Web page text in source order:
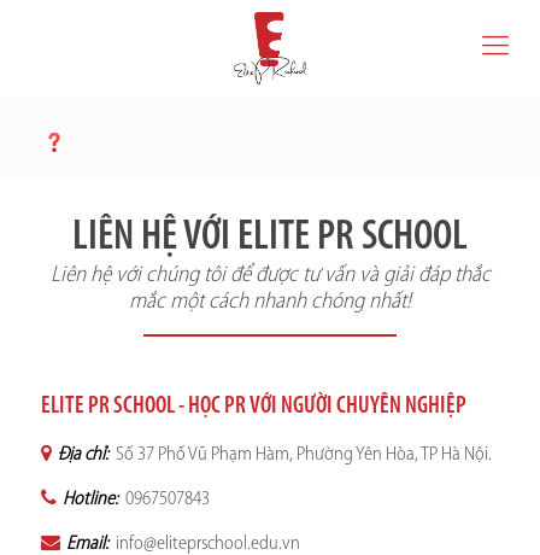
LIÊN HỆ VỚI ELITE PR SCHOOL
Liên hệ với chúng tôi để được tư vấn và giải đáp thắc
mắc một cách nhanh chóng nhất!
ELITE PR SCHOOL - HỌC PR VỚI NGƯỜI CHUYÊN NGHIỆP
Địa chỉ: Số 37 Phố Vũ Phạm Hàm, Phường Yên Hòa, TP Hà Nội.
Hotline: 0967507843
Email: info@eliteprschool.edu.vn